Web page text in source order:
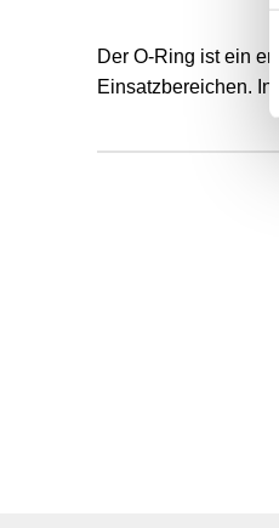
Der O-Ring ist ein
Einsatzbereichen.